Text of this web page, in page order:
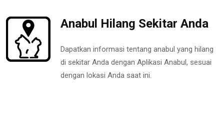
Anabul Hilang Sekitar Anda
Dapatkan informasi tentang anabul yang hilang
di sekitar Anda dengan Aplikasi Anabul, sesuai
dengan lokasi Anda saat ini.